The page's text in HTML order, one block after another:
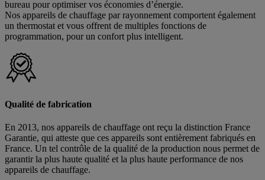
bureau pour optimiser vos économies d’énergie.
Nos appareils de chauffage par rayonnement comportent également
un thermostat et vous offrent de multiples fonctions de
programmation, pour un confort plus intelligent.
Qualité de fabrication
En 2013, nos appareils de chauffage ont reçu la distinction France
Garantie, qui atteste que ces appareils sont entièrement fabriqués en
France. Un tel contrôle de la qualité de la production nous permet de
garantir la plus haute qualité et la plus haute performance de nos
appareils de chauffage.